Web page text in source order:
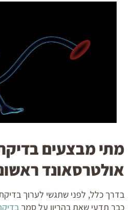
מתי מבצעים
אולטרסאונד
בדרך כלל, לפני שתגשי לערוך
כבר תדעי שאת בהריון על סמך